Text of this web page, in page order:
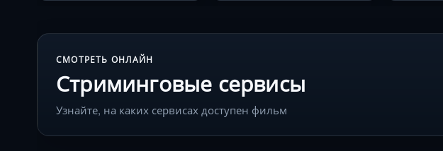
СМОТРЕТЬ ОНЛАЙН
Стриминговые сервисы
Узнайте, на каких сервисах доступен фильм